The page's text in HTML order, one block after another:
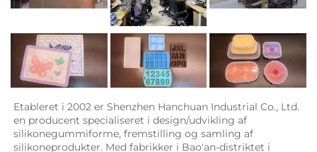
Etableret i 2002 er Shenzhen Hanchuan Industrial Co., Ltd.
en producent specialiseret i design/udvikling af
silikonegummiforme, fremstilling og samling af
silikoneprodukter. Med fabrikker i Bao'an-distriktet i